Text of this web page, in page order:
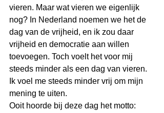
vieren. Maar wat vieren we eigenlijk
nog? In Nederland noemen we het de
dag van de vrijheid, en ik zou daar
vrijheid en democratie aan willen
toevoegen. Toch voelt het voor mij
steeds minder als een dag van vieren.
Ik voel me steeds minder vrij om mijn
mening te uiten.
Ooit hoorde bij deze dag het motto: